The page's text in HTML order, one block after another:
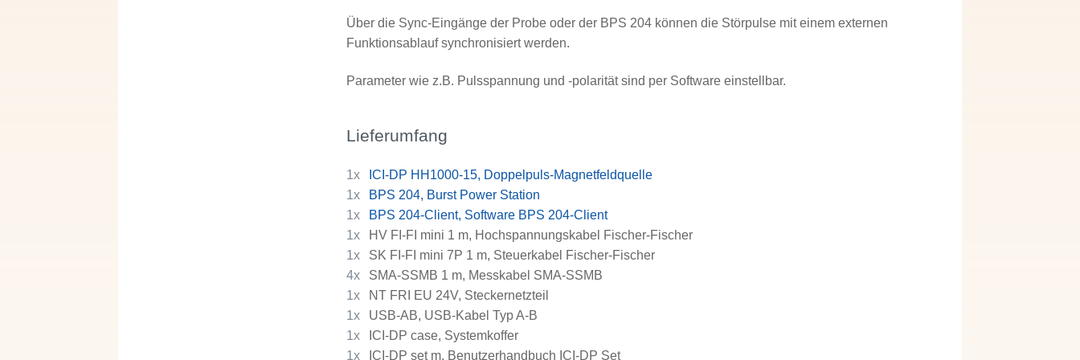
Über die Sync-Eingänge der Probe oder der BPS 204 können die Störpulse mit einem externen
Funktionsablauf synchronisiert werden.
Parameter wie z.B. Pulsspannung und -polarität sind per Software einstellbar.
Lieferumfang
1x
ICI-DP HH1000-15, Doppelpuls-Magnetfeldquelle
1x
BPS 204, Burst Power Station
1x
BPS 204-Client, Software BPS 204-Client
1x
HV FI-FI mini 1 m, Hochspannungskabel Fischer-Fischer
1x
SK FI-FI mini 7P 1 m, Steuerkabel Fischer-Fischer
4x
SMA-SSMB 1 m, Messkabel SMA-SSMB
1x
NT FRI EU 24V, Steckernetzteil
1x
USB-AB, USB-Kabel Typ A-B
1x
ICI-DP case, Systemkoffer
1x
ICI-DP set m, Benutzerhandbuch ICI-DP Set